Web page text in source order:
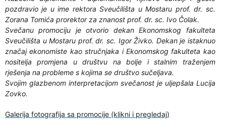
pozdravio je u ime rektora Sveučilišta u Mostaru prof. dr. sc.
Zorana Tomića prorektor za znanost prof. dr. sc. Ivo Čolak.
Svečanu promociju je otvorio dekan Ekonomskog fakulteta
Sveučilišta u Mostaru prof. dr. sc. Igor Živko. Dekan je istaknuo
značaj ekonomiste kao stručnjaka i Ekonomskog fakulteta kao
nositelja promjena u društvu na bolje i stalnim traženjem
rješenja na probleme s kojima se društvo sučeljava.
Svojim glazbenom interpretacijom svečanost je uljepšala Lucija
Zovko.
Galerija fotografija sa promocije (klikni i pregledaj)